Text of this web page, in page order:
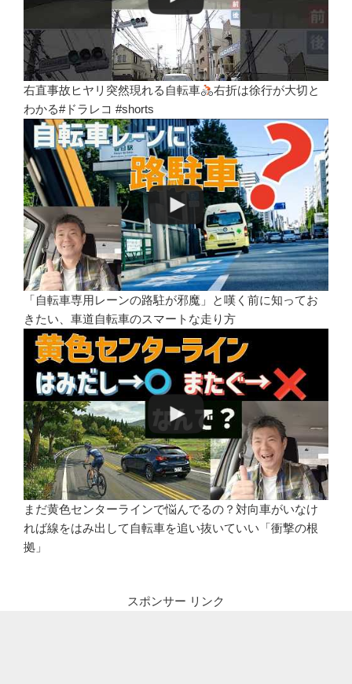
右直事故ヒヤリ突然現れる自転車
右折は徐行が大切と
わかる#ドラレコ #shorts
「自転車専用レーンの路駐が邪魔」と嘆く前に知ってお
きたい、車道自転車のスマートな走り方
まだ黄色センターラインで悩んでるの？対向車がいなけ
れば線をはみ出して自転車を追い抜いていい「衝撃の根
拠」
スポンサー リンク